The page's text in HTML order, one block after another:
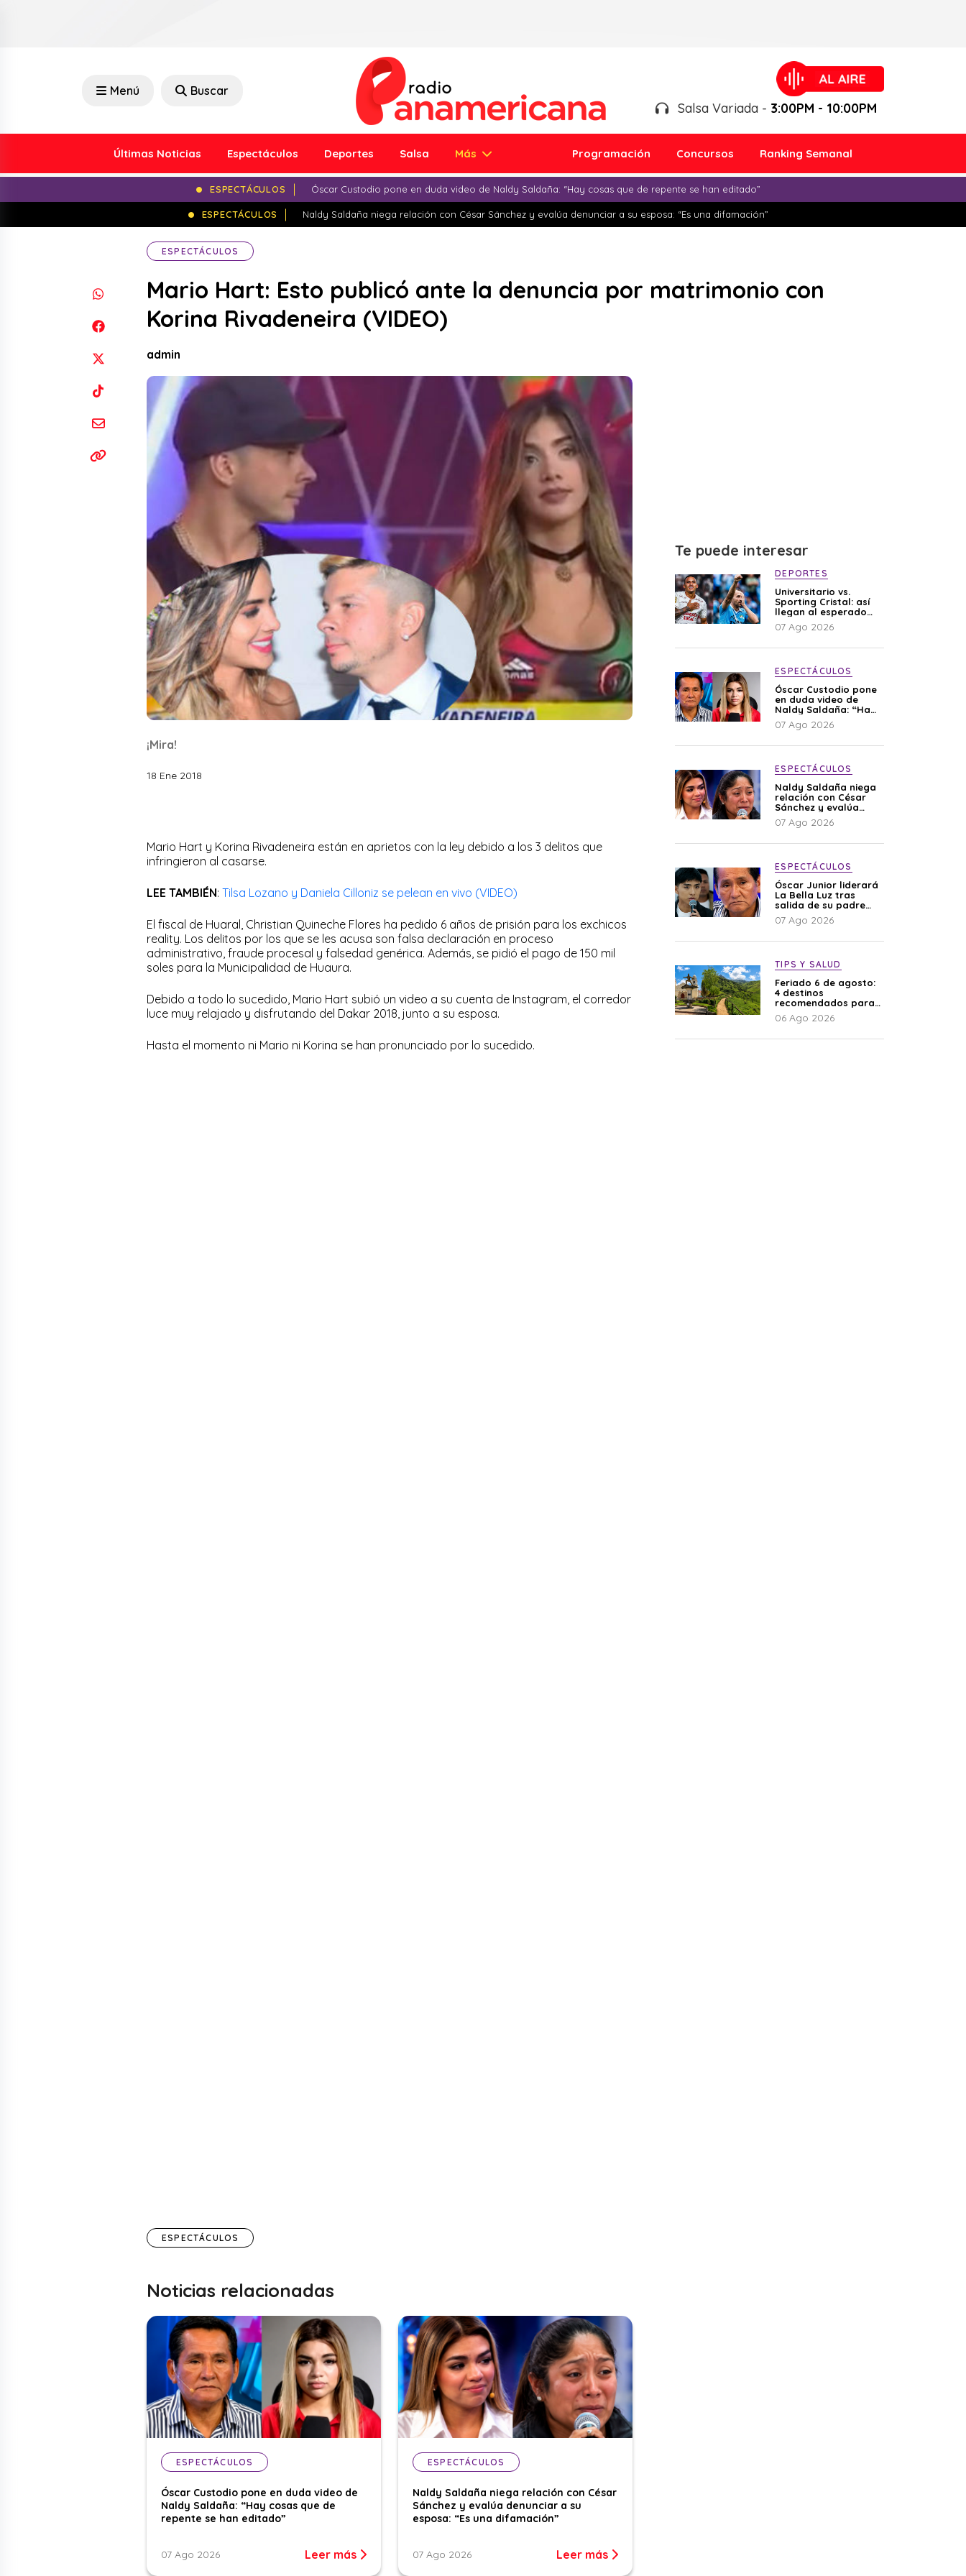
Menú Buscar
Salsa Variada - 3:00PM - 10:00PM
Últimas Noticias Espectáculos Deportes Salsa Más Programación Concursos Ranking Semanal
ESPECTÁCULOS Óscar Custodio pone en duda video de Naldy Saldaña: “Hay cosas que de repente se han editado”
ESPECTÁCULOS Naldy Saldaña niega relación con César Sánchez y evalúa denunciar a su esposa: “Es una difamación”
ESPECTÁCULOS
Mario Hart: Esto publicó ante la denuncia por matrimonio con
Korina Rivadeneira (VIDEO)
admin
¡Mira!
18 Ene 2018
Mario Hart y Korina Rivadeneira están en aprietos con la ley debido a los 3 delitos que
infringieron al casarse.
LEE TAMBIÉN: Tilsa Lozano y Daniela Cilloniz se pelean en vivo (VIDEO)
El fiscal de Huaral, Christian Quineche Flores ha pedido 6 años de prisión para los exchicos
reality. Los delitos por los que se les acusa son falsa declaración en proceso
administrativo, fraude procesal y falsedad genérica. Además, se pidió el pago de 150 mil
soles para la Municipalidad de Huaura.
Debido a todo lo sucedido, Mario Hart subió un video a su cuenta de Instagram, el corredor
luce muy relajado y disfrutando del Dakar 2018, junto a su esposa.
Hasta el momento ni Mario ni Korina se han pronunciado por lo sucedido.
ESPECTÁCULOS
Noticias relacionadas
ESPECTÁCULOS
Óscar Custodio pone en duda video de
Naldy Saldaña: “Hay cosas que de
repente se han editado”
07 Ago 2026 Leer más
ESPECTÁCULOS
Naldy Saldaña niega relación con César
Sánchez y evalúa denunciar a su
esposa: “Es una difamación”
07 Ago 2026 Leer más
Te puede interesar
DEPORTES
Universitario vs.
Sporting Cristal: así
llegan al esperado
duelo
07 Ago 2026
ESPECTÁCULOS
Óscar Custodio pone
en duda video de
Naldy Saldaña: “Hay
cosas que de repente
se han editado”
07 Ago 2026
ESPECTÁCULOS
Naldy Saldaña niega
relación con César
Sánchez y evalúa
denunciar a su
esposa: “Es una
07 Ago 2026
ESPECTÁCULOS
Óscar Junior liderará
La Bella Luz tras
salida de su padre
por polémica con
Naldy Saldaña
07 Ago 2026
TIPS Y SALUD
Feriado 6 de agosto:
4 destinos
recomendados para
disfrutar el descanso
06 Ago 2026